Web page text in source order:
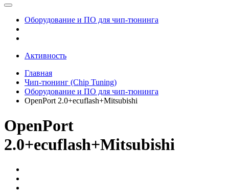
Оборудование и ПО для чип-тюнинга
Активность
Главная
Чип-тюнинг (Chip Tuning)
Оборудование и ПО для чип-тюнинга
OpenPort 2.0+ecuflash+Mitsubishi
OpenPort
2.0+ecuflash+Mitsubishi